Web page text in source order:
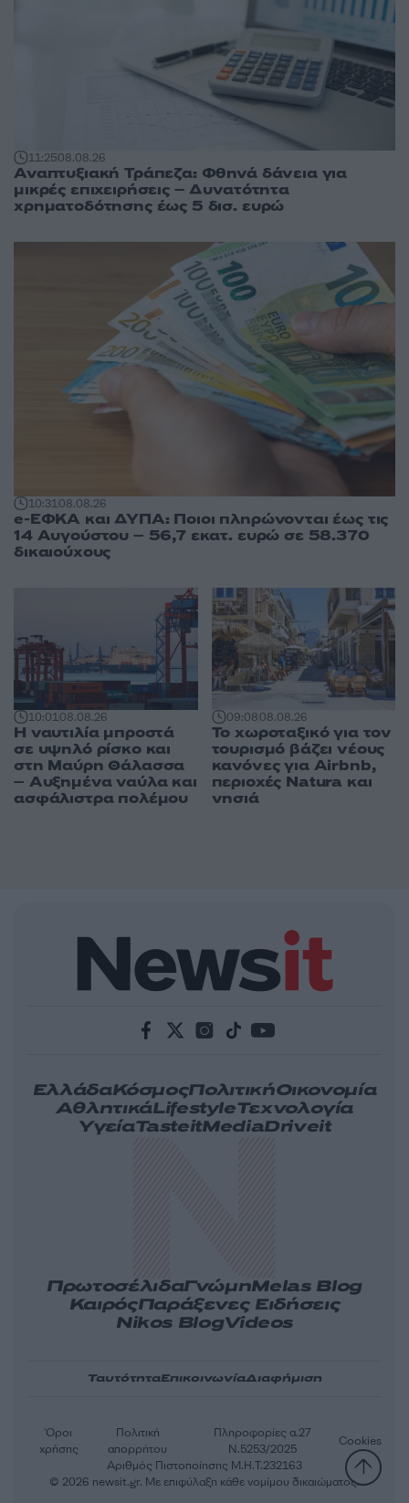
11:2508.08.26
Αναπτυξιακή Τράπεζα: Φθηνά δάνεια για
μικρές επιχειρήσεις – Δυνατότητα
χρηματοδότησης έως 5 δισ. ευρώ
10:3108.08.26
e-ΕΦΚΑ και ΔΥΠΑ: Ποιοι πληρώνονται έως τις
14 Αυγούστου – 56,7 εκατ. ευρώ σε 58.370
δικαιούχους
10:0108.08.26
Η ναυτιλία μπροστά
σε υψηλό ρίσκο και
στη Μαύρη Θάλασσα
– Αυξημένα ναύλα και
ασφάλιστρα πολέμου
09:0808.08.26
Το χωροταξικό για τον
τουρισμό βάζει νέους
κανόνες για Airbnb,
περιοχές Natura και
νησιά
ΕλλάδαΚόσμοςΠολιτικήΟικονομία
ΑθλητικάLifestyleΤεχνολογία
ΥγείαTasteitMediaDriveit
ΠρωτοσέλιδαΓνώμηMelas Blog
ΚαιρόςΠαράξενες Ειδήσεις
Nikos BlogVideos
ΤαυτότηταΕπικοινωνίαΔιαφήμιση
Αριθμός Πιστοποίησης Μ.Η.Τ.232163
Όροι
χρήσης
Πολιτική
απορρήτου
Πληροφορίες α.27
Ν.5253/2025
Cookies
© 2026 newsit.gr. Με επιφύλαξη κάθε νομίμου δικαιώματος.